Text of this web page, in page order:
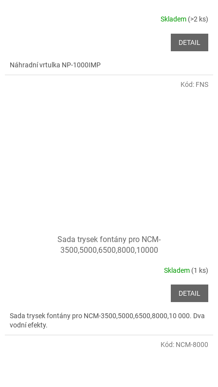
Skladem (>2 ks)
DETAIL
Náhradní vrtulka NP-1000IMP
Sada trysek fontány pro NCM-
3500,5000,6500,8000,10000
Skladem (1 ks)
DETAIL
Sada trysek fontány pro NCM-3500,5000,6500,8000,10 000. Dva
vodní efekty.
Kód: FNS
Kód: NCM-8000